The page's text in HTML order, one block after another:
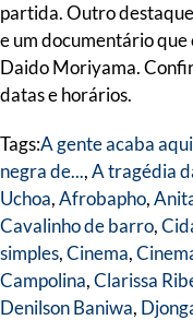
partida. Outro
e um documentário
Daido Moriyama.
datas e horários.
Tags:A gente acaba aqui
negra de...,A tragédia
Uchoa,Afrobapho,
Cavalinho de barro,
simples,Cinema,
Campolina,Clarissa
Denilson Baniwa,